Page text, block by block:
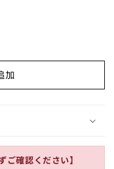
加
ご確認ください】